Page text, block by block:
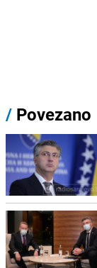
/ Povezano